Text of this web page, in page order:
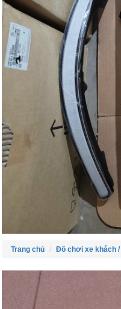
Trang chủ Đồ chơi xe khách /